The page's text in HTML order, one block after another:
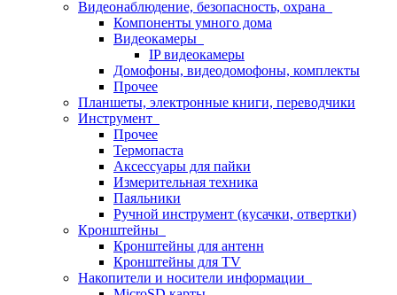
Видеонаблюдение, безопасность, охрана
Компоненты умного дома
Видеокамеры
IP видеокамеры
Домофоны, видеодомофоны, комплекты
Прочее
Планшеты, электронные книги, переводчики
Инструмент
Прочее
Термопаста
Аксессуары для пайки
Измерительная техника
Паяльники
Ручной инструмент (кусачки, отвертки)
Кронштейны
Кронштейны для антенн
Кронштейны для TV
Накопители и носители информации